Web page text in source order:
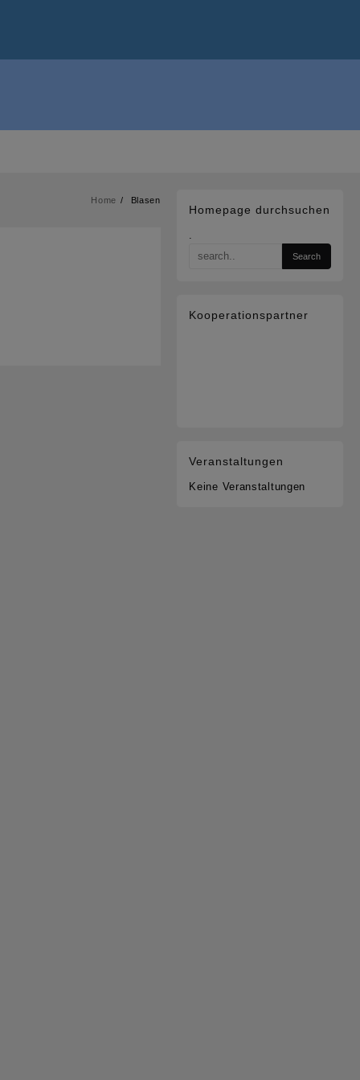
Home Blasen
Homepage durchsuchen
.
Kooperationspartner
Veranstaltungen
Keine Veranstaltungen